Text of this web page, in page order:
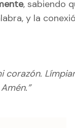
, sabiendo
y la
corazón.